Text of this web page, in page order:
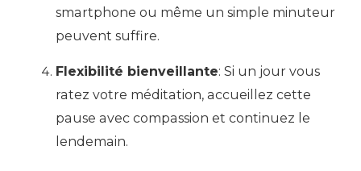
smartphone ou même un simple minuteur
peuvent suffire.
Flexibilité bienveillante: Si un jour vous
ratez votre méditation, accueillez cette
pause avec compassion et continuez le
lendemain.